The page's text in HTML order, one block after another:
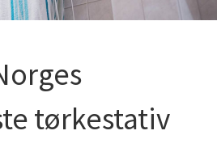
tørkestativ